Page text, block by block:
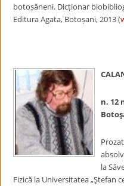
botoșăneni. Dicționar
Editura Agata, Botoșani, 2013 (
n. 12
la
Fizică la Universitatea „Ştefan